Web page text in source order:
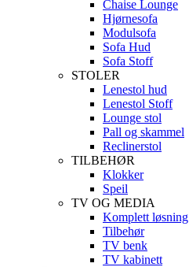
Chaise Lounge
Hjørnesofa
Modulsofa
Sofa Hud
Sofa Stoff
STOLER
Lenestol hud
Lenestol Stoff
Lounge stol
Pall og skammel
Reclinerstol
TILBEHØR
Klokker
Speil
TV OG MEDIA
Komplett løsning
Tilbehør
TV benk
TV kabinett